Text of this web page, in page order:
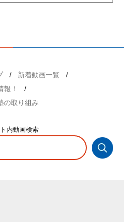
新着動画一覧
報！
の取り組み
内動画検索